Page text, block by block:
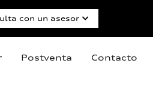
con un asesor
Postventa Contacto